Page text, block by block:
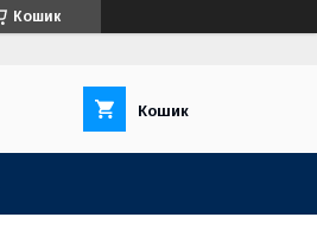
Кошик
Кошик